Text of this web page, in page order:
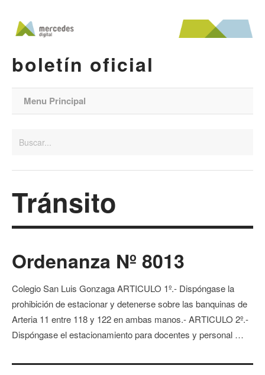
boletín oficial
Menu Principal
Tránsito
Ordenanza Nº 8013
Colegio San Luis Gonzaga ARTICULO 1º.- Dispóngase la
prohibición de estacionar y detenerse sobre las banquinas de
Arteria 11 entre 118 y 122 en ambas manos.- ARTICULO 2º.-
Dispóngase el estacionamiento para docentes y personal …